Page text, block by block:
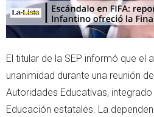
El titular de la SEP informó que
unanimidad durante una reunión
Autoridades Educativas,
Educación estatales. La